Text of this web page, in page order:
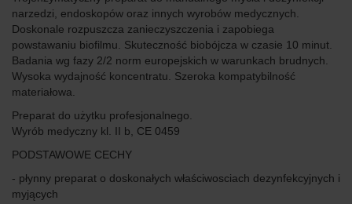
narzedzi, endoskopów oraz innych wyrobów medycznych.
Doskonale rozpuszcza zanieczyszczenia i zapobiega
powstawaniu biofilmu. Skuteczność biobójcza w czasie 10 minut.
Badania wg fazy 2/2 norm europejskich w warunkach brudnych.
Wysoka wydajność koncentratu. Szeroka kompatybilność
materiałowa.
Preparat do użytku profesjonalnego.
Wyrób medyczny kl. II b, CE 0459
PODSTAWOWE CECHY
- płynny preparat o doskonałych właściwosciach dezynfekcyjnych i
myjących